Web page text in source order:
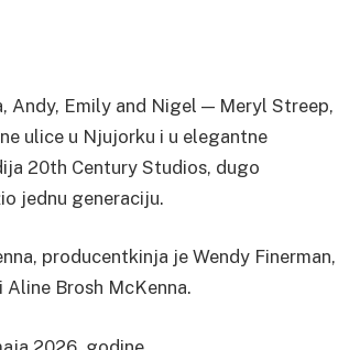
Andy, Emily and Nigel — Meryl Streep,
ulice u Njujorku i u elegantne
20th Century Studios, dugo
jednu generaciju.
producentkinja je Wendy Finerman,
Brosh McKenna.